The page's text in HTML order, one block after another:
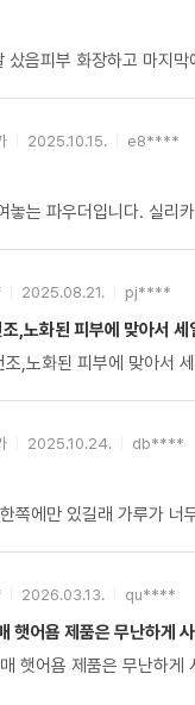
샀음피부 화장하고 마지
2025.10.15. e8****
놓는 파우더입니다. 실리
2025.08.21. pj****
,노화된 피부에 맞아서 세
,노화된 피부에 맞아서
2025.10.24. db****
쪽에만 있길래 가루가
2026.03.13. qu****
햇어욤 제품은 무난하게
민트 풍절 되어